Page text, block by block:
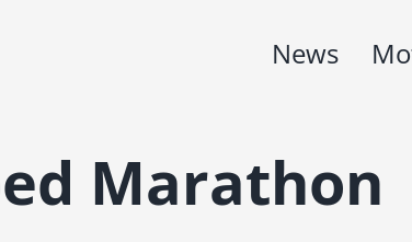
News
Marathon